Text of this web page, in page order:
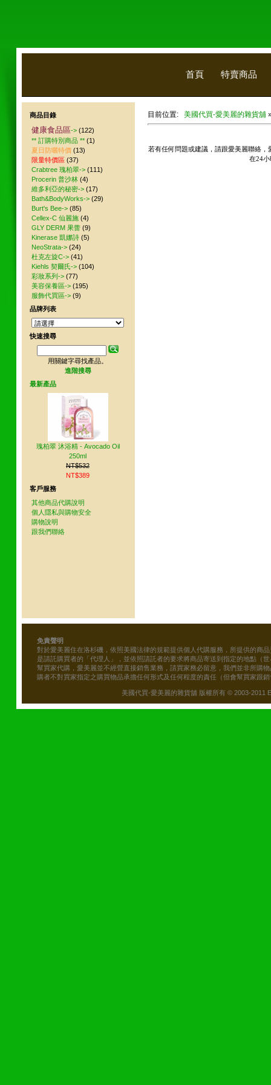
首頁 特賣商品
目前位置: 美國代買-愛美麗的雜貨舖
若有任何問題或建議，請跟愛美麗聯絡，
在24
商品目錄
健康食品區-> (122)
** 訂購特別商品 ** (1)
夏日防曬特價 (13)
限量特價區 (37)
Crabtree 瑰柏翠-> (111)
Procerin 普沙林 (4)
維多利亞的秘密-> (17)
Bath&BodyWorks-> (29)
Burt's Bee-> (85)
Cellex-C 仙麗施 (4)
GLY DERM 果蕾 (9)
Kinerase 凱娜詩 (5)
NeoStrata-> (24)
杜克左旋C-> (41)
Kiehls 契爾氏-> (104)
彩妝系列-> (77)
美容保養區-> (195)
服飾代買區-> (9)
品牌列表
快速搜尋
用關鍵字尋找產品。
進階搜尋
最新產品
瑰柏翠 沐浴精 - Avocado Oil
250ml
NT$532
NT$389
客戶服務
其他商品代購說明
個人隱私與購物安全
購物說明
跟我們聯絡
免責聲明
對於愛美麗住在洛杉磯，依照美國法律的規範提供個人代購服務，所提供的商
是請託購買者的「代理人」，並依照請託者的要求將商品寄送到指定的地點（
幫買家代購，愛美麗並不經營直接銷售業務，請買家務必留意，我們並非所購
購者不對買家指定之購買物品承擔任何形式及任何程度的責任（但會幫買家跟
美國代買-愛美麗的雜貨舖 版權所有 © 2003-2011